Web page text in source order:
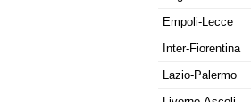
Empoli-Lecce
Inter-Fiorentina
Lazio-Palermo